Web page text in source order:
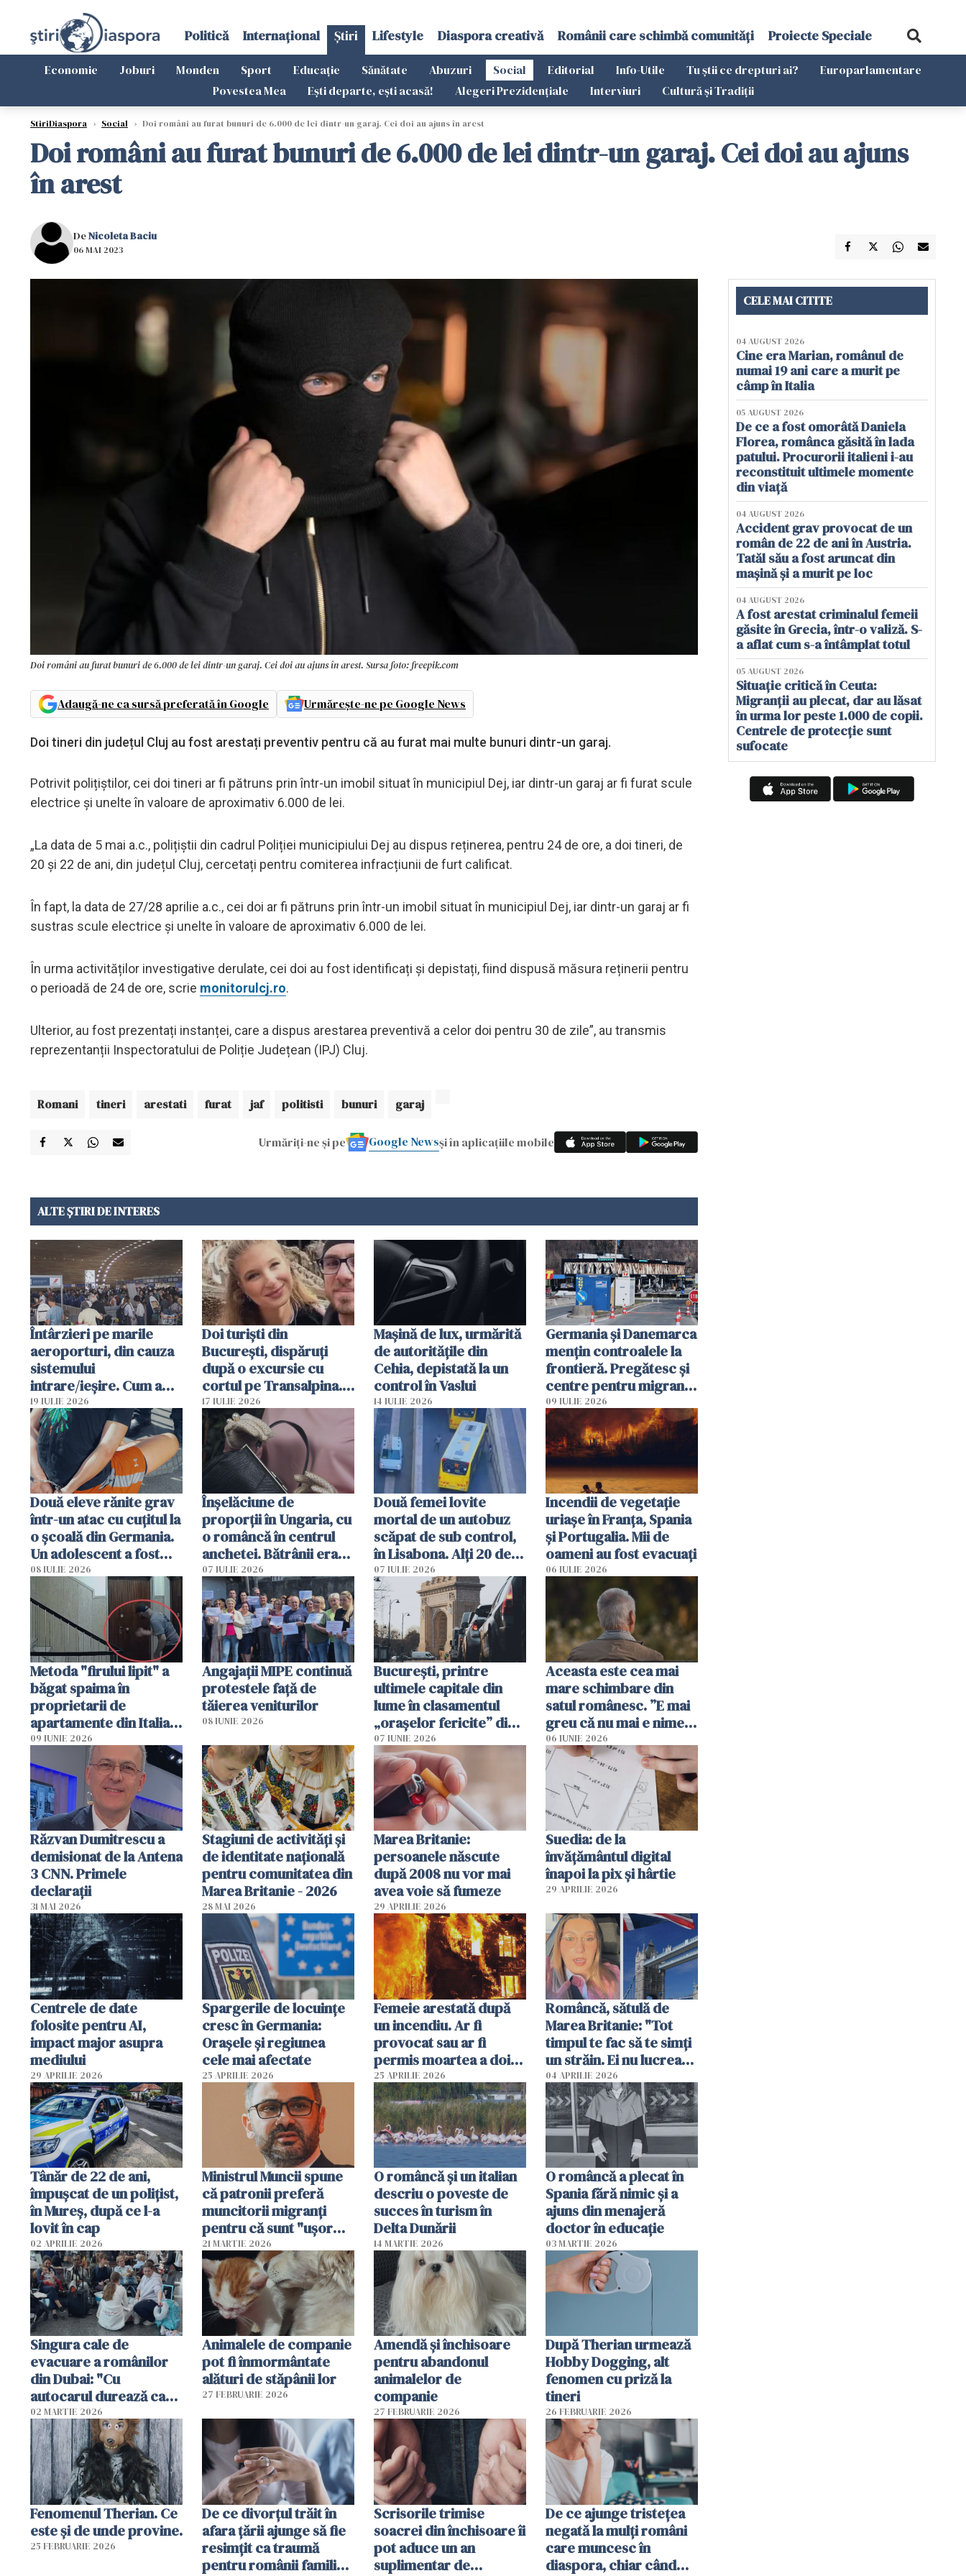
Politică Internațional Știri Lifestyle Diaspora creativă Românii care schimbă comunități Proiecte Speciale
Economie Joburi Monden Sport Educație Sănătate Abuzuri Social Editorial Info-Utile Tu știi ce drepturi ai?
Europarlamentare
Povestea Mea
Ești departe, ești acasă! Alegeri Prezidențiale Interviuri Cultură și Tradiții
StiriDiaspora › Social › Doi români au furat bunuri de 6.000 de lei dintr-un garaj. Cei doi au ajuns în arest
Doi români au furat bunuri de 6.000 de lei dintr-un garaj. Cei doi au ajuns
în arest
DeNicoleta Baciu
06 MAI 2023
Doi români au furat bunuri de 6.000 de lei dintr-un garaj. Cei doi au ajuns în arest. Sursa foto: freepik.com
Adaugă-ne ca sursă preferată în Google Urmărește-ne pe Google News
Doi tineri din județul Cluj au fost arestați preventiv pentru că au furat mai multe bunuri dintr-un garaj.
Potrivit polițiștilor, cei doi tineri ar fi pătruns prin într-un imobil situat în municipiul Dej, iar dintr-un garaj ar fi furat scule
electrice și unelte în valoare de aproximativ 6.000 de lei.
„La data de 5 mai a.c., polițiștii din cadrul Poliției municipiului Dej au dispus reținerea, pentru 24 de ore, a doi tineri, de
20 și 22 de ani, din județul Cluj, cercetați pentru comiterea infracțiunii de furt calificat.
În fapt, la data de 27/28 aprilie a.c., cei doi ar fi pătruns prin într-un imobil situat în municipiul Dej, iar dintr-un garaj ar fi
sustras scule electrice și unelte în valoare de aproximativ 6.000 de lei.
În urma activităților investigative derulate, cei doi au fost identificați și depistați, fiind dispusă măsura reținerii pentru
o perioadă de 24 de ore, scrie monitorulcj.ro.
Ulterior, au fost prezentați instanței, care a dispus arestarea preventivă a celor doi pentru 30 de zile”, au transmis
reprezentanții Inspectoratului de Poliție Județean (IPJ) Cluj.
Romani tineri arestati furat jaf politisti bunuri garaj
Urmăriți-ne și pe Google Newsși în aplicațiile mobile
ALTE ȘTIRI DE INTERES
Întârzieri pe marile
aeroporturi, din cauza
sistemului
intrare/ieșire. Cum a
ajuns o femeie să fie
arestată în Cluj-Napoca
19 IULIE 2026
Doi turiști din
București, dispăruți
după o excursie cu
cortul pe Transalpina.
Poliția și familia îi caută
17 IULIE 2026
Mașină de lux, urmărită
de autoritățile din
Cehia, depistată la un
control în Vaslui
14 IULIE 2026
Germania și Danemarca
mențin controalele la
frontieră. Pregătesc și
centre pentru migranții
respinși din UE
09 IULIE 2026
Două eleve rănite grav
într-un atac cu cuțitul la
o școală din Germania.
Un adolescent a fost
arestat
08 IULIE 2026
Înșelăciune de
proporții în Ungaria, cu
o româncă în centrul
anchetei. Bătrânii erau
puși să lase la poartă
genți cu aur și bani
07 IULIE 2026
Două femei lovite
mortal de un autobuz
scăpat de sub control,
în Lisabona. Alți 20 de
oameni sunt răniți
07 IULIE 2026
Incendii de vegetație
uriașe în Franța, Spania
și Portugalia. Mii de
oameni au fost evacuați
06 IULIE 2026
Metoda "firului lipit" a
băgat spaima în
proprietarii de
apartamente din Italia.
Poliția, sesizată
09 IUNIE 2026
Angajaţii MIPE continuă
protestele faţă de
tăierea veniturilor
08 IUNIE 2026
București, printre
ultimele capitale din
lume în clasamentul
„orașelor fericite” din
2026
07 IUNIE 2026
Aceasta este cea mai
mare schimbare din
satul românesc. ”E mai
greu că nu mai e nimeni
pe-aici, prin jur”
06 IUNIE 2026
Răzvan Dumitrescu a
demisionat de la Antena
3 CNN. Primele
declarații
31 MAI 2026
Stagiuni de activități și
de identitate națională
pentru comunitatea din
Marea Britanie - 2026
28 MAI 2026
Marea Britanie:
persoanele născute
după 2008 nu vor mai
avea voie să fumeze
29 APRILIE 2026
Suedia: de la
învățământul digital
înapoi la pix și hârtie
29 APRILIE 2026
Centrele de date
folosite pentru AI,
impact major asupra
mediului
29 APRILIE 2026
Spargerile de locuințe
cresc în Germania:
Orașele și regiunea
cele mai afectate
25 APRILIE 2026
Femeie arestată după
un incendiu. Ar fi
provocat sau ar fi
permis moartea a doi
copii de 1 an și 3 ani
25 APRILIE 2026
Româncă, sătulă de
Marea Britanie: "Tot
timpul te fac să te simți
un străin. Ei nu lucrează
ca noi. În România,
oamenii sunt altfel"
04 APRILIE 2026
Tânăr de 22 de ani,
împușcat de un polițist,
în Mureș, după ce l-a
lovit în cap
02 APRILIE 2026
Ministrul Muncii spune
că patronii preferă
muncitorii migranți
pentru că sunt "uşor
dispensabili"
21 MARTIE 2026
O româncă și un italian
descriu o poveste de
succes în turism în
Delta Dunării
14 MARTIE 2026
O româncă a plecat în
Spania fără nimic și a
ajuns din menajeră
doctor în educație
03 MARTIE 2026
Singura cale de
evacuare a românilor
din Dubai: "Cu
autocarul durează cam
două zile"
02 MARTIE 2026
Animalele de companie
pot fi înmormântate
alături de stăpânii lor
27 FEBRUARIE 2026
Amendă și închisoare
pentru abandonul
animalelor de
companie
27 FEBRUARIE 2026
După Therian urmează
Hobby Dogging, alt
fenomen cu priză la
tineri
26 FEBRUARIE 2026
Fenomenul Therian. Ce
este și de unde provine.
25 FEBRUARIE 2026
De ce divorțul trăit în
afara țării ajunge să fie
resimțit ca traumă
pentru românii familiști
Scrisorile trimise
soacrei din închisoare îi
pot aduce un an
suplimentar de
De ce ajunge tristețea
negată la mulți români
care muncesc în
diaspora, chiar când
CELE MAI CITITE
04 AUGUST 2026
Cine era Marian, românul de
numai 19 ani care a murit pe
câmp în Italia
05 AUGUST 2026
De ce a fost omorâtă Daniela
Florea, românca găsită în lada
patului. Procurorii italieni i-au
reconstituit ultimele momente
din viață
04 AUGUST 2026
Accident grav provocat de un
român de 22 de ani în Austria.
Tatăl său a fost aruncat din
mașină și a murit pe loc
04 AUGUST 2026
A fost arestat criminalul femeii
găsite în Grecia, într-o valiză. S-
a aflat cum s-a întâmplat totul
05 AUGUST 2026
Situație critică în Ceuta:
Migranții au plecat, dar au lăsat
în urma lor peste 1.000 de copii.
Centrele de protecție sunt
sufocate